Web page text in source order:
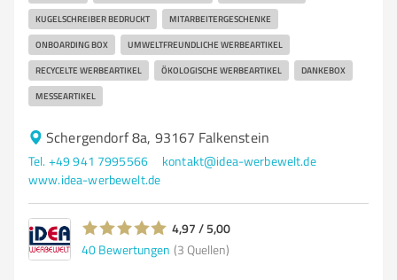
KUGELSCHREIBER BEDRUCKT MITARBEITERGESCHENKE
ONBOARDING BOX UMWELTFREUNDLICHE WERBEARTIKEL
RECYCELTE WERBEARTIKEL ÖKOLOGISCHE WERBEARTIKEL DANKEBOX
MESSEARTIKEL
Schergendorf 8a, 93167 Falkenstein
Tel. +49 941 7995566
kontakt@idea-werbewelt.de
www.idea-werbewelt.de
4,97 / 5,00
40 Bewertungen (3 Quellen)